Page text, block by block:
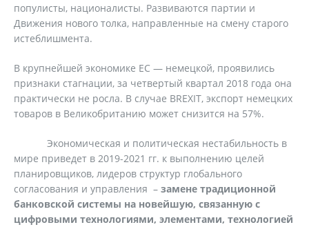
популисты, националисты. Развиваются партии и
Движения нового толка, направленные на смену старого
истеблишмента.
В крупнейшей экономике ЕС — немецкой, проявились
признаки стагнации, за четвертый квартал 2018 года она
практически не росла. В случае BREXIT, экспорт немецких
товаров в Великобританию может снизится на 57%.
Экономическая и политическая нестабильность в
мире приведет в 2019-2021 гг. к выполнению целей
планировщиков, лидеров структур глобального
согласования и управления – замене традиционной
банковской системы на новейшую, связанную с
цифровыми технологиями, элементами, технологией